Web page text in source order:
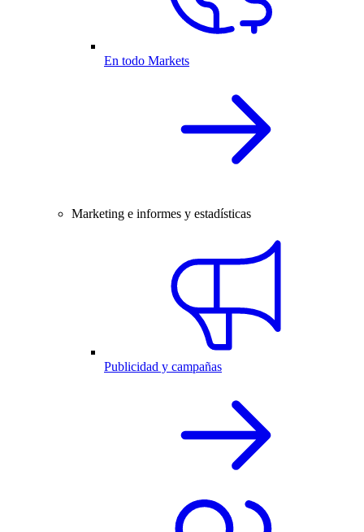
En todo Markets
Marketing e informes y estadísticas
Publicidad y campañas